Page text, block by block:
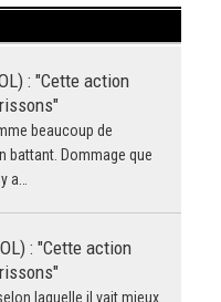
: "Cette action
beaucoup de
battant. Dommage que
a…
: "Cette action
laquelle il vait mieux